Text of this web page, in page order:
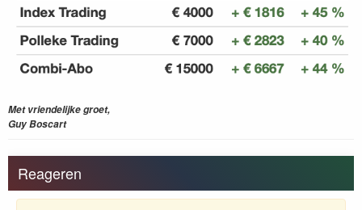
Met vriendelijke groet,
Guy Boscart
Reageren